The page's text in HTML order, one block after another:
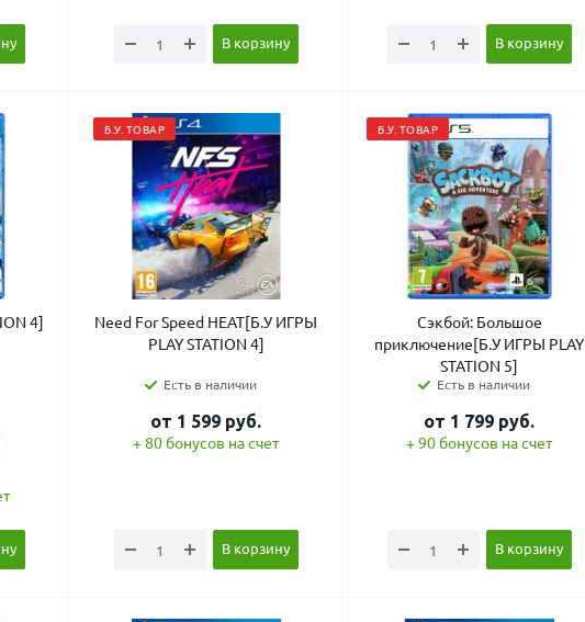
В корзину В корзину
4]
Б.У. ТОВАР
Need For Speed HEAT[Б.У ИГРЫ
PLAY STATION 4]
Есть в наличии
от 1 599 руб.
+ 80 бонусов на счет
В корзину
Б.У. ТОВАР
Сэкбой: Большое
приключение[Б.У ИГРЫ PLAY
STATION 5]
Есть в наличии
от 1 799 руб.
+ 90 бонусов на счет
В корзину